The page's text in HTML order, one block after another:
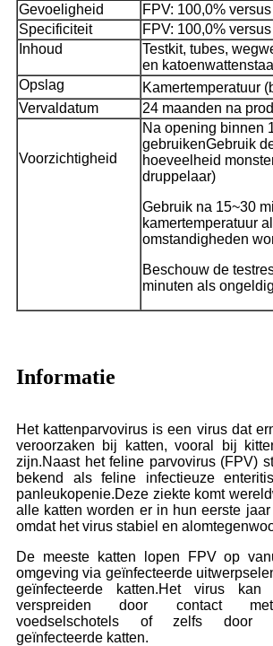
Gevoeligheid
FPV: 100,0%
Specificiteit
FPV: 100,0%
Inhoud
Testkit, tubes,
en katoen
Opslag
Kamertemperatuur
Vervaldatum
24 maanden na
Voorzichtigheid
Na opening binnen
gebruikenGebruik
hoeveelheid
druppelaar)
Gebruik na 15~30
kamertemperatuur
omstandigheden
Beschouw de
minuten als ongeldig
Informatie
Het kattenparvovirus is een virus dat
veroorzaken bij katten, vooral bij
zijn.Naast het feline parvovirus (FPV)
bekend als feline infectieuze
panleukopenie.Deze ziekte komt
alle katten worden er in hun eerste
omdat het virus stabiel en
De meeste katten lopen FPV op
omgeving via geïnfecteerde
geïnfecteerde katten.Het virus
verspreiden door contact met
voedselschotels of zelfs door
geïnfecteerde katten.